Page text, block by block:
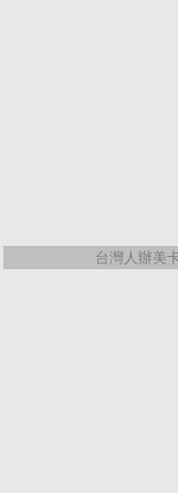
台灣人辦美